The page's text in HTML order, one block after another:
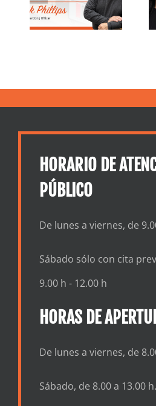
en
contabilidad
and Savings
HORARIO DE
PÚBLICO
De lunes a viernes, de
Sábado sólo con cita
9.00 h - 12.00 h
HORAS DE
De lunes a viernes, de
Sábado, de 8.00 a 13.00 h.